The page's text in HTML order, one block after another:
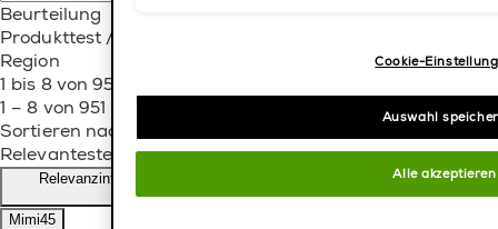
Beurteilung
Produkttest / Sample
Region
1 bis 8 von 951 Bewertungen.
1 – 8 von 951 Bewertungen
Sortieren nach
Relevanteste
Relevanzinformationen
Zeigt ein Popup mit Informationen über die
Relevanzsortierung an.
Mimi45
Cookie-
Auswahl
Alle akzeptieren